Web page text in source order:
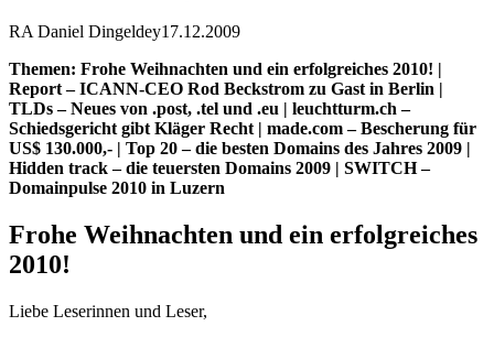
RA Daniel Dingeldey17.12.2009
Themen: Frohe Weihnachten und ein erfolgreiches 2010! |
Report – ICANN-CEO Rod Beckstrom zu Gast in Berlin |
TLDs – Neues von .post, .tel und .eu | leuchtturm.ch –
Schiedsgericht gibt Kläger Recht | made.com – Bescherung für
US$ 130.000,- | Top 20 – die besten Domains des Jahres 2009 |
Hidden track – die teuersten Domains 2009 | SWITCH –
Domainpulse 2010 in Luzern
Frohe Weihnachten und ein erfolgreiches
2010!
Liebe Leserinnen und Leser,